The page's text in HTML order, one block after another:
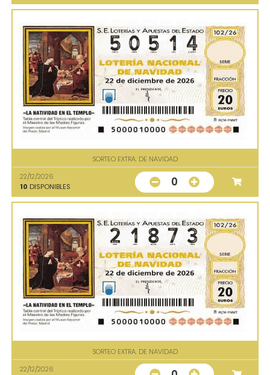
SORTEO EXTRA. DE NAVIDAD
22/12/2026
10 DISPONIBLES 0
SORTEO EXTRA. DE NAVIDAD
22/12/2026